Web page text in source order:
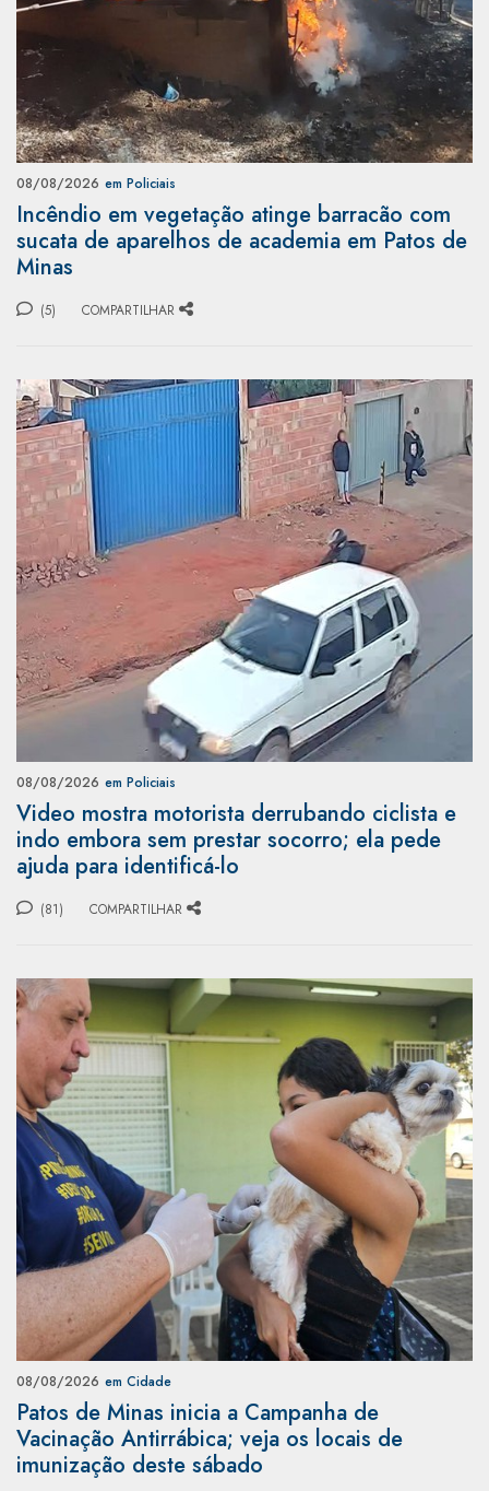
08/08/2026 em Policiais
Incêndio em vegetação atinge barracão com
sucata de aparelhos de academia em Patos de
Minas
(5) COMPARTILHAR
08/08/2026 em Policiais
Video mostra motorista derrubando ciclista e
indo embora sem prestar socorro; ela pede
ajuda para identificá-lo
(81) COMPARTILHAR
08/08/2026 em Cidade
Patos de Minas inicia a Campanha de
Vacinação Antirrábica; veja os locais de
imunização deste sábado